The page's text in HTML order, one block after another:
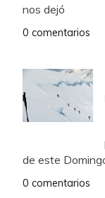
nos dejó
0 comentarios
de este
0 comentarios